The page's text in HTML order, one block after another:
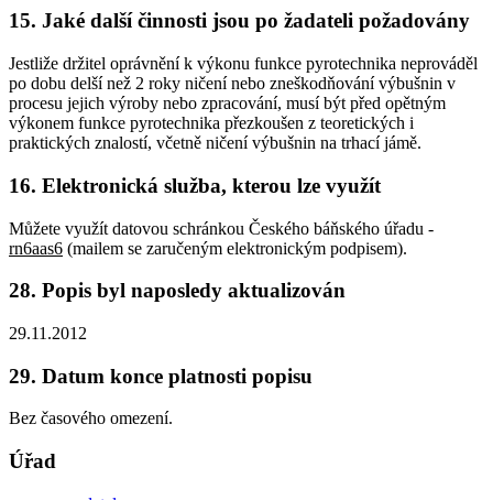
15. Jaké další činnosti jsou po žadateli požadovány
Jestliže držitel oprávnění k výkonu funkce pyrotechnika neprováděl
po dobu delší než 2 roky ničení nebo zneškodňování výbušnin v
procesu jejich výroby nebo zpracování, musí být před opětným
výkonem funkce pyrotechnika přezkoušen z teoretických i
praktických znalostí, včetně ničení výbušnin na trhací jámě.
16. Elektronická služba, kterou lze využít
Můžete využít datovou schránkou Českého báňského úřadu -
rn6aas6 (mailem se zaručeným elektronickým podpisem).
28. Popis byl naposledy aktualizován
29.11.2012
29. Datum konce platnosti popisu
Bez časového omezení.
Úřad